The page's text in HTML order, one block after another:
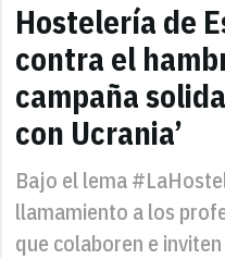
Hostelería de
contra el
campaña
con Ucrania’
Bajo el lema
llamamiento a los
que colaboren e